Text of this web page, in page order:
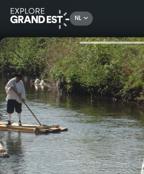
NL
Kijk je ogen uit in de Grand Est